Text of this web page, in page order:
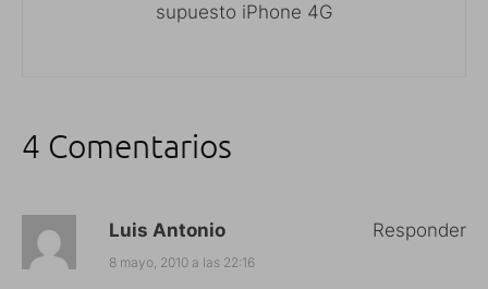
supuesto iPhone 4G
4 Comentarios
Luis Antonio
8 mayo, 2010 a las 22:16
Responder